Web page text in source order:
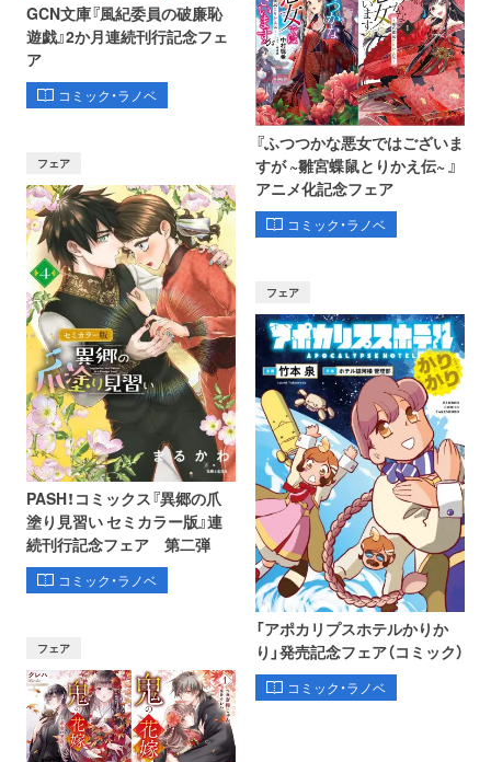
GCN文庫『風紀委員の破廉恥
遊戯』2か月連続刊行記念フェ
ア
コミック・ラノベ
フェア
PASH！コミックス『異郷の爪
塗り見習い セミカラー版』連
続刊行記念フェア 第二弾
コミック・ラノベ
『ふつつかな悪女ではございま
すが ~雛宮蝶鼠とりかえ伝~ 』
アニメ化記念フェア
コミック・ラノベ
フェア
フェア
「アポカリプスホテルかりか
り」発売記念フェア（コミック）
コミック・ラノベ